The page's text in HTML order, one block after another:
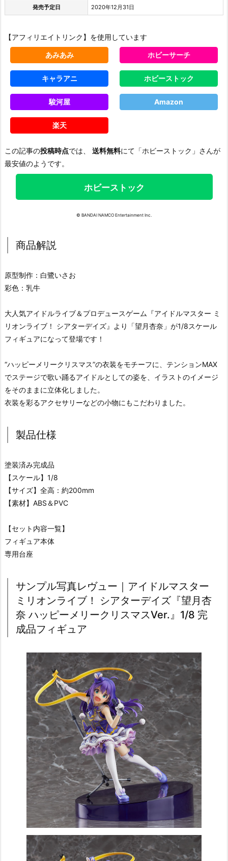
発売予定日 2020年12月31日
【アフィリエイトリンク】を使用しています
あみあみ ホビーサーチ
キャラアニ ホビーストック
駿河屋 Amazon
楽天
この記事の投稿時点では、 送料無料にて「ホビーストック」さんが
最安値のようです。
ホビーストック
© BANDAI NAMCO Entertainment Inc.
商品解説
原型制作：白鷺いさお
彩色：乳牛
大人気アイドルライブ＆プロデュースゲーム『アイドルマスター ミ
リオンライブ！ シアターデイズ』より「望月杏奈」が1/8スケール
フィギュアになって登場です！
“ハッピーメリークリスマス”の衣装をモチーフに、テンションMAX
でステージで歌い踊るアイドルとしての姿を、イラストのイメージ
をそのままに立体化しました。
衣装を彩るアクセサリーなどの小物にもこだわりました。
製品仕様
塗装済み完成品
【スケール】1/8
【サイズ】全高：約200mm
【素材】ABS＆PVC
【セット内容一覧】
フィギュア本体
専用台座
サンプル写真レヴュー｜アイドルマスター
ミリオンライブ！ シアターデイズ『望月杏
奈 ハッピーメリークリスマスVer.』1/8 完
成品フィギュア